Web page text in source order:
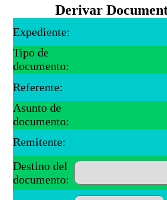
Derivar
Expediente:
Tipo de
documento:
Referente:
Asunto de
documento:
Remitente:
Destino del
documento: